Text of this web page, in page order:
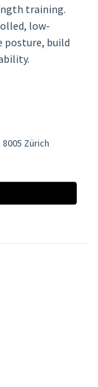
training.
low-
posture, build
8005 Zürich